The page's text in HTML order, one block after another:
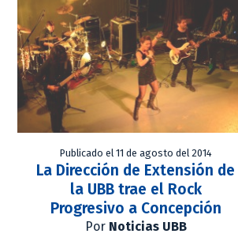
Publicado el 11 de agosto del 2014
La Dirección de Extensión de
la UBB trae el Rock
Progresivo a Concepción
Por Noticias UBB